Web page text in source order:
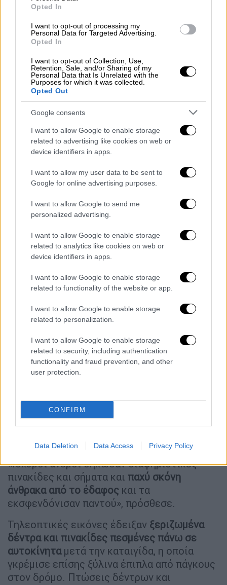
Opted In
I want to opt-out of processing my
Personal Data for Targeted Advertising.
Opted In
I want to opt-out of Collection, Use,
Retention, Sale, and/or Sharing of my
Personal Data that Is Unrelated with the
Purposes for which it was collected.
Opted Out
Google consents
I want to allow Google to enable storage
related to advertising like cookies on web or
device identifiers in apps.
I want to allow my user data to be sent to
Google for online advertising purposes.
I want to allow Google to send me
personalized advertising.
I want to allow Google to enable storage
related to analytics like cookies on web or
device identifiers in apps.
I want to allow Google to enable storage
related to functionality of the website or app.
I want to allow Google to enable storage
related to personalization.
I want to allow Google to enable storage
related to security, including authentication
functionality and fraud prevention, and other
user protection.
CONFIRM
Data Deletion Data Access Privacy Policy
τμήμα. Μιλώντας στο NDTV από το κρεβάτι
του νοσοκομείου του, ο Μίγια είπε: «Ήταν
Ήμουντουλάχιστον 15 μέτρα μακριά
». Είπε
ότι κρατιόταν από ένα σχοινί, ελπίζοντας
ότι θα τον συγκρατούσε, αλλά αυτό
μέσα στους ισχυρούς ανέμους
Πάνω από 100 νεκροί εξαιτίας της
σφοδρής καταιγίδας
Το σοκαρίστηκε συμβάν έλαβε χώρα στο
πλαίσιο μιαςβίαιης καταιγίδας με βροχές
πολυπληθή πολιτεία της Ινδίας, το Ουτάρ
Πραντές,σκοτώνοντας περισσότερους από
100 ανθρώπους. Οι καταιγίδες είναι συχνές
στη βόρεια πολιτεία κατά τηζεστή περίοδο
από τον Μάρτιο έως τον Ιούνιο
μουσώνες φέρουν ανακούφιση, όμως η
καταιγίδα της Τετάρτηςτραυμάτισε 59
114 ζώα, σύμφωνα με τις Αρχές.
περίπου δώδεκα περιοχές, με την πιο
πληγείσα να είναι η περιοχή γύρω από την
ιερή ινδουιστική πόλη Πραγιαγκράτζ, όπως
επιτρόπου αρωγής της πολιτείας, Χρισικές
Μπασκάρ Γιασόντ. «Όλη η περιοχή όπου
ζούμεέγινε μαύρη για περίπου μισή ώρα»,
πόλης Ομπρά στην περιοχή Σονμπαντρά.
«Ισχυροί άνεμοι σήκωσαν διαφημιστικές
πινακίδες και σήματα και παχύ σκόνη
άνθρακα από το έδαφος και τα
εκσφενδόνισαν παντού», πρόσθεσε.
Τηλεοπτικές εικόνες έδειξαν ξεριζωμένα
δέντρα και πινακίδες πεσμένες πάνω σε
αυτοκίνηταμετά την καταιγίδα, η οποία
γκρέμισε επίσης ξύλινα έπιπλα από πάγκους
στον δρόμο. Πτώσεις δέντρων και